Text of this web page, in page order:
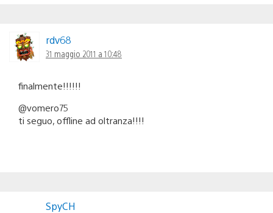
rdv68
31 maggio 2011 a 10:48
finalmente!!!!!!
@vomero75
ti seguo, offline ad oltranza!!!!
SpyCH